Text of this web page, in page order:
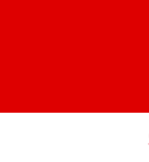
Nöbetçi
Hava